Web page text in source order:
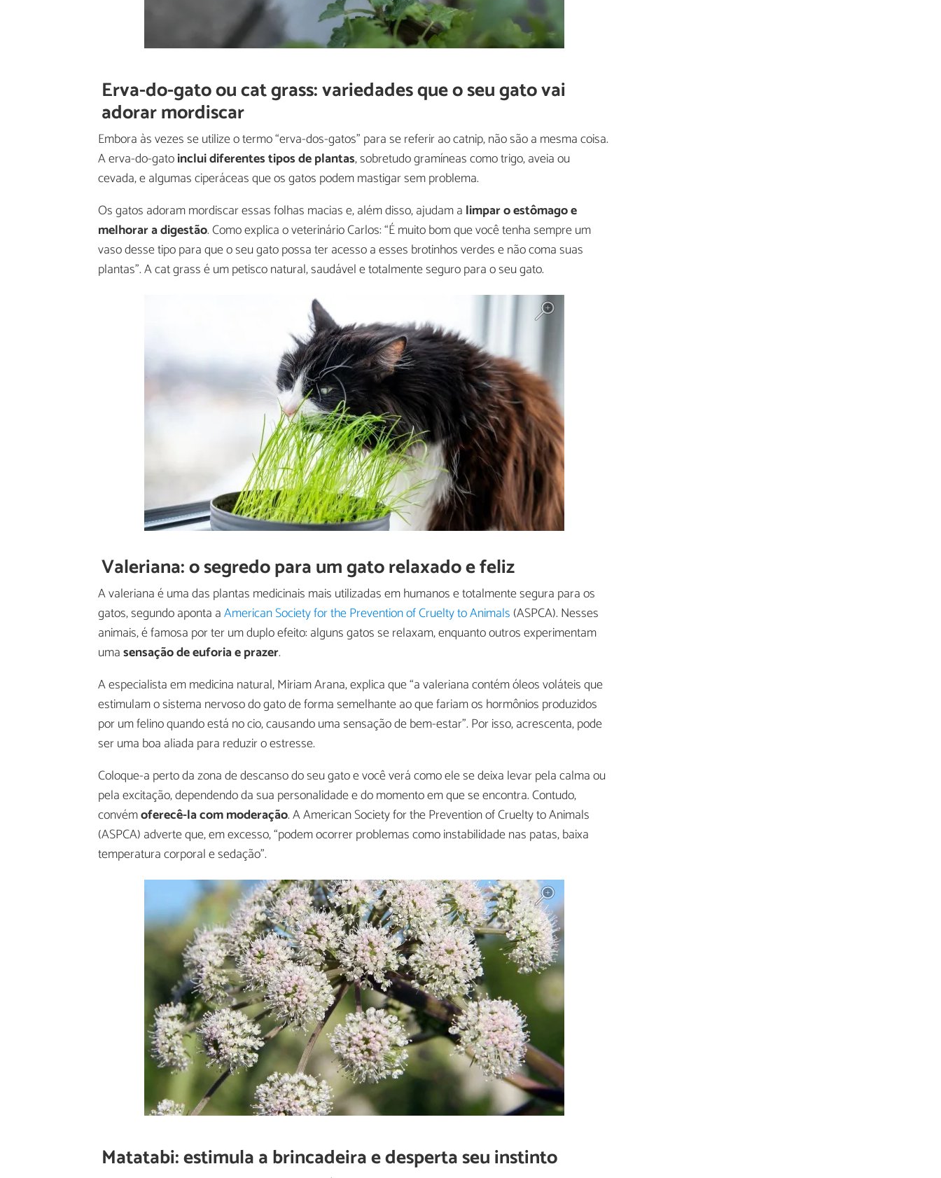
Erva-do-gato ou cat grass: variedades que o seu gato vai
adorar mordiscar
Embora às vezes se utilize o termo “erva-dos-gatos” para se referir ao catnip, não são a mesma coisa.
A erva-do-gatoinclui diferentes tipos de plantas, sobretudo gramíneas como trigo, aveia ou
cevada, e algumas ciperáceas que os gatos podem mastigar sem problema.
Os gatos adoram mordiscar essas folhas macias e, além disso, ajudam a limpar o estômago e
melhorar a digestão. Como explica o veterinário Carlos: “É muito bom que você tenha sempre um
vaso desse tipo para que o seu gato possa ter acesso a esses brotinhos verdes e não coma suas
plantas”. A cat grass é um petisco natural, saudável e totalmente seguro para o seu gato.
Valeriana: o segredo para um gato relaxado e feliz
A valeriana é uma das plantas medicinais mais utilizadas em humanos e totalmente segura para os
gatos, segundo aponta aAmerican Society for the Prevention of Cruelty to Animals (ASPCA). Nesses
animais, é famosa por ter um duplo efeito: alguns gatos se relaxam, enquanto outros experimentam
umasensação de euforia e prazer.
A especialista em medicina natural, Miriam Arana, explica que “a valeriana contém óleos voláteis que
estimulam o sistema nervoso do gato de forma semelhante ao que fariam os hormônios produzidos
por um felino quando está no cio, causando uma sensação de bem-estar”. Por isso, acrescenta, pode
ser uma boa aliada para reduzir o estresse.
Coloque-a perto da zona de descanso do seu gato e você verá como ele se deixa levar pela calma ou
pela excitação, dependendo da sua personalidade e do momento em que se encontra. Contudo,
convémoferecê-la com moderação. A American Society for the Prevention of Cruelty to Animals
(ASPCA) adverte que, em excesso, “podem ocorrer problemas como instabilidade nas patas, baixa
temperatura corporal e sedação”.
Matatabi: estimula a brincadeira e desperta seu instinto